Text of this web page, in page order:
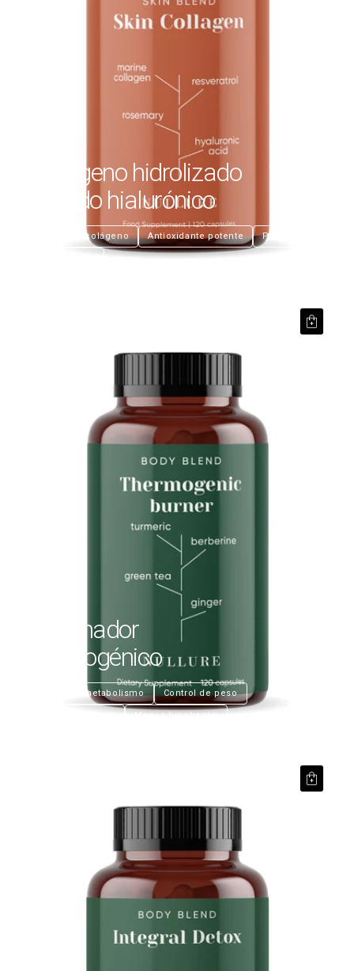
Colageno hidrolizado
y ácido hialurónico
Boost de colágeno Antioxidante potente Piel joven
Quemador
Termogénico
Activa el metabolismo Control de peso
Menos hinchazón